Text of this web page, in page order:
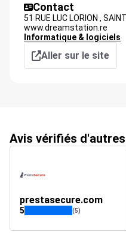
Contact
51 RUE LUC LORION ,
www.dreamstation.re
Informatique & logiciels
Aller sur le site
Avis vérifiés
prestasecure.com
5 (5)